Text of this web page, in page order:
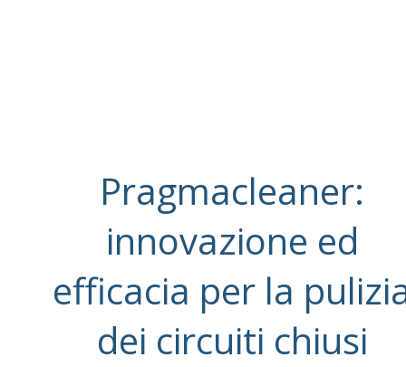
Pragmacleaner:
innovazione ed
efficacia per la
dei circuiti chiusi